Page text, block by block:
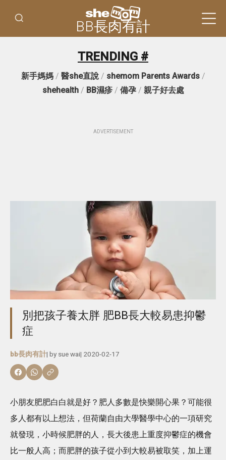
BB長肉有計
TRENDING #
新手媽媽/ 醫she直說/ shemom Parents Awards/
shehealth/ BB濕疹/ 備孕/ 親子好去處
ADVERTISEMENT
別把孩子養太胖 肥BB長大較易患抑鬱
症
bb長肉有計| by sue wai| 2020-02-17
小朋友肥肥白白就是好？肥人多數是快樂開心果？可能很
多人都有以上想法，但荷蘭自由大學醫學中心的一項研究
就發現，小時候肥胖的人，長大後患上重度抑鬱症的機會
比一般人高；而肥胖的孩子從小到大較易被取笑，加上運